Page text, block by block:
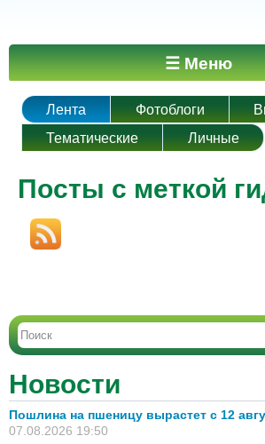
Главное меню ☰ Меню
Лента Фотоблоги
Тематические
Личные
Посты с меткой
Новости
Пошлина на пшеницу вырастет с 12
07.08.2026 19:50